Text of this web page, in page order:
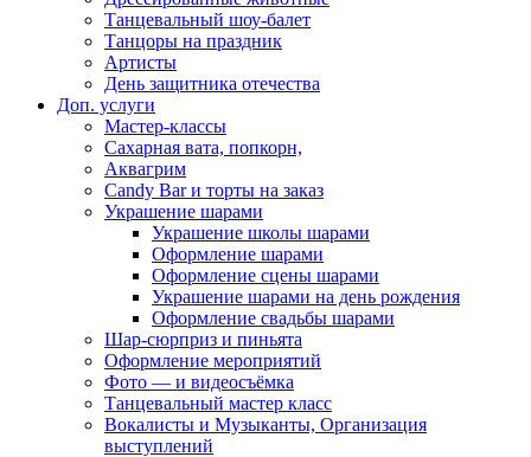
Танцевальный шоу-балет
Танцоры на праздник
Артисты
День защитника отечества
Доп. услуги
Мастер-классы
Сахарная вата, попкорн,
Аквагрим
Candy Bar и торты на заказ
Украшение шарами
Украшение школы шарами
Оформление шарами
Оформление сцены шарами
Украшение шарами на день рождения
Оформление свадьбы шарами
Шар-сюрприз и пиньята
Оформление мероприятий
Фото — и видеосъёмка
Танцевальный мастер класс
Вокалисты и Музыканты, Организация
выступлений